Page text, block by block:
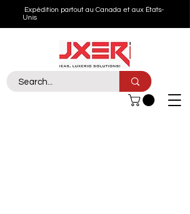
Expédition partout au Canada et aux États-
Unis